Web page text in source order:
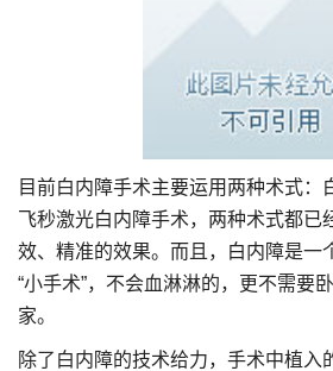
目前白内障手术主要运用两种术式：
飞秒激光白内障手术，两种术式都已
效、精准的效果。而且，白内障是一
“小手术”，不会血淋淋的，更不需要
家。
除了白内障的技术给力，手术中植入